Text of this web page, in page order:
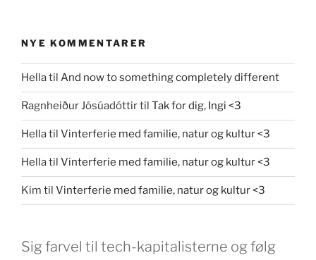
NYE KOMMENTARER
Hellatil And now to something completely different
Ragnheiður Jósúadóttirtil Tak for dig, Ingi <3
Hellatil Vinterferie med familie, natur og kultur <3
Hellatil Vinterferie med familie, natur og kultur <3
Kim til Vinterferie med familie, natur og kultur <3
Sig farvel til tech-kapitalisterne og følg